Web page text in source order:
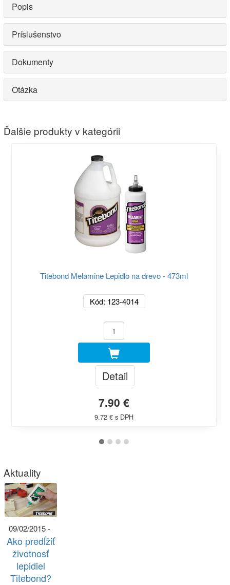
Popis
Príslušenstvo
Dokumenty
Otázka
Ďalšie produkty v kategórii
Titebond Melamine Lepidlo na drevo - 473ml
Kód: 123-4014
Detail
7.90 €
9.72 € s DPH
Aktuality
09/02/2015 -
Ako predĺžiť
životnosť
lepidiel
Titebond?